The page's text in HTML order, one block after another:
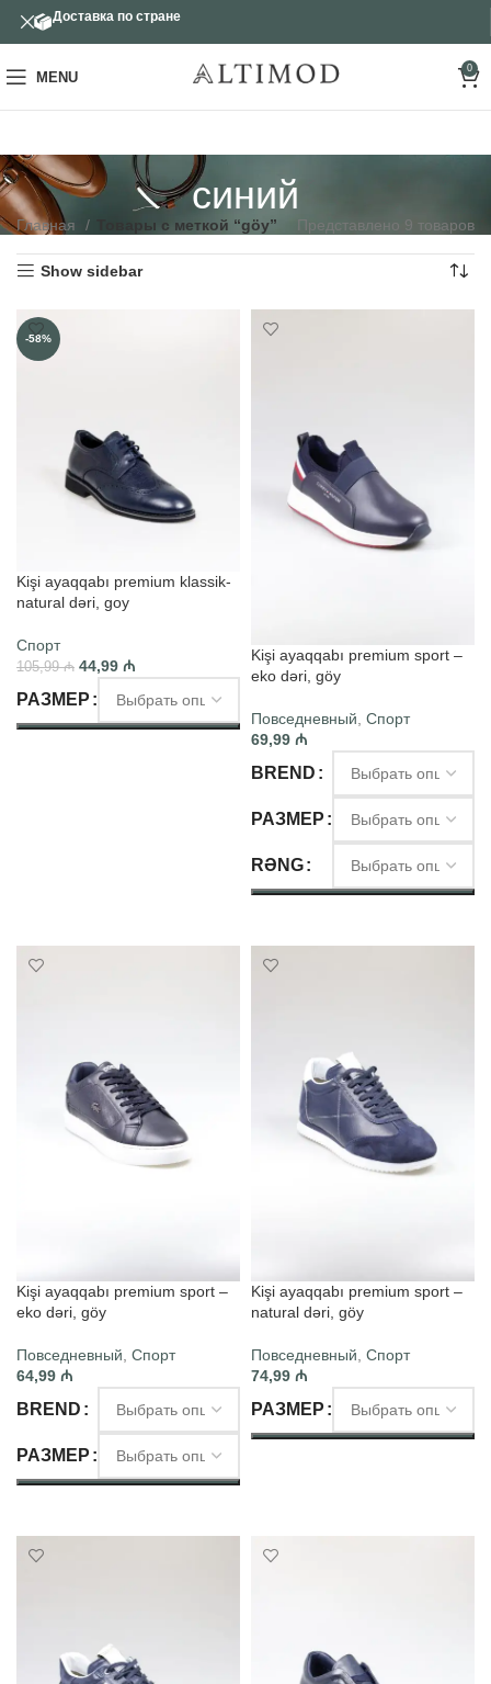
MENU
0
синий
Главная Товары с меткой “göy” Представлено 9 товаров
Show sidebar
-58%
Kişi ayaqqabı premium klassik-
natural dəri, goy
Спорт
105,99₼ 44,99 ₼
РАЗМЕР
Kişi ayaqqabı premium sport –
eko dəri, göy
Повседневный Спорт
69,99 ₼
BREND
РАЗМЕР
RƏNG
Kişi ayaqqabı premium sport –
eko dəri, göy
Повседневный Спорт
64,99 ₼
BREND
РАЗМЕР
Kişi ayaqqabı premium sport –
natural dəri, göy
Повседневный Спорт
74,99 ₼
РАЗМЕР
Доставка по стране